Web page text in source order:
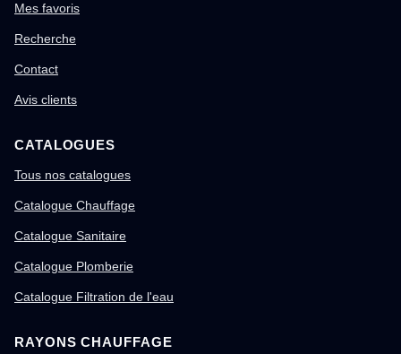
Mes favoris
Recherche
Contact
Avis clients
CATALOGUES
Tous nos catalogues
Catalogue Chauffage
Catalogue Sanitaire
Catalogue Plomberie
Catalogue Filtration de l'eau
RAYONS CHAUFFAGE